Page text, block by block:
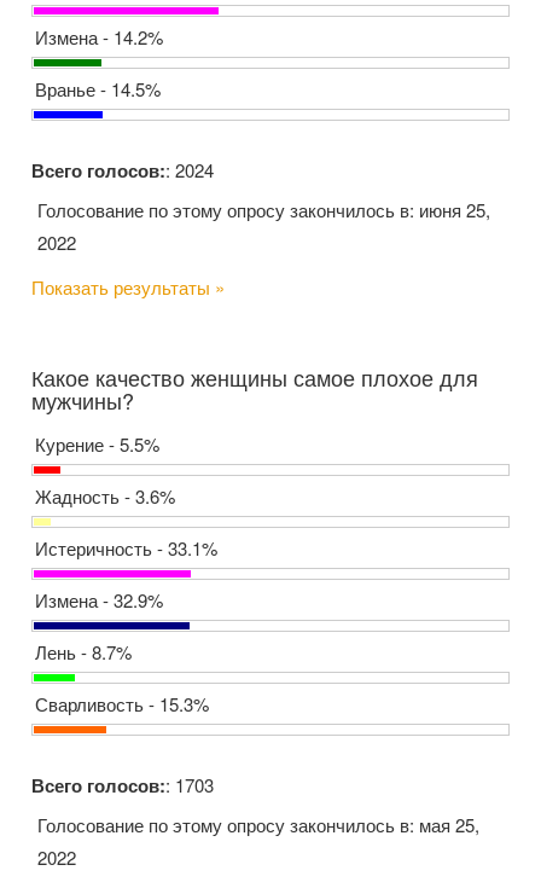
Измена - 14.2%
Вранье - 14.5%
Всего голосов:: 2024
Голосование по этому опросу закончилось в: июня 25,
2022
Показать результаты »
Какое качество женщины самое плохое для
мужчины?
Курение - 5.5%
Жадность - 3.6%
Истеричность - 33.1%
Измена - 32.9%
Лень - 8.7%
Сварливость - 15.3%
Всего голосов:: 1703
Голосование по этому опросу закончилось в: мая 25,
2022